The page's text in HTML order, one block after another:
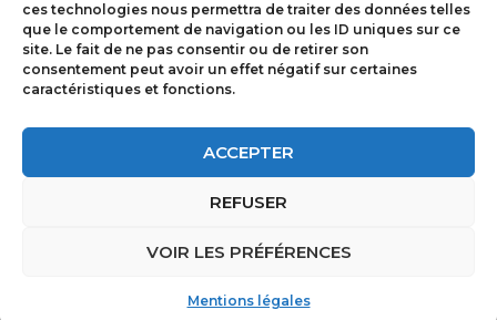
ces technologies nous permettra de traiter des données telles
que le comportement de navigation ou les ID uniques sur ce
site. Le fait de ne pas consentir ou de retirer son
consentement peut avoir un effet négatif sur certaines
caractéristiques et fonctions.
ACCEPTER
REFUSER
VOIR LES PRÉFÉRENCES
Mentions légales
Chambriard –
depuis 1850 à
Le Groupement
Chambriard
Les Entrepreneurs
Rejoindre le
Vous êtes
entrepreneur ?
Chambriard à